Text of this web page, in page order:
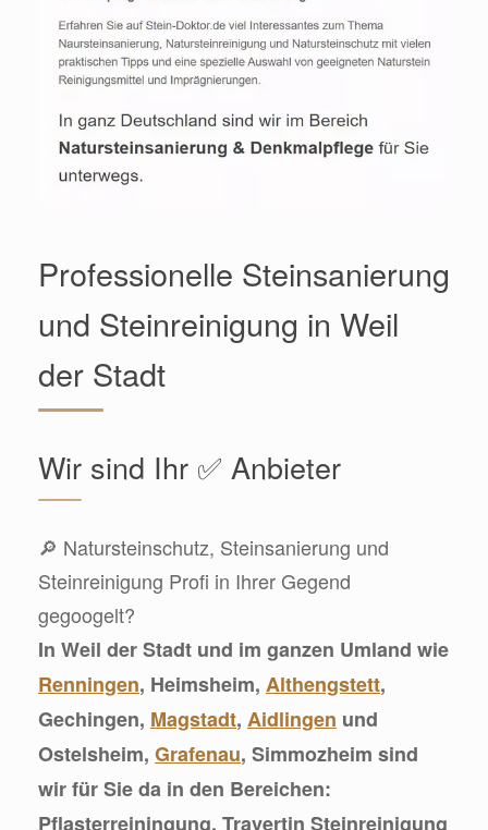
Professionelle Steinsanierung
und Steinreinigung in Weil
der Stadt
Wir sind Ihr ✅ Anbieter
🔎 Natursteinschutz, Steinsanierung und
Steinreinigung Profi in Ihrer Gegend
gegoogelt?
In Weil der Stadt und im ganzen Umland wie
Renningen, Heimsheim, Althengstett,
Gechingen, Magstadt, Aidlingen und
Ostelsheim, Grafenau, Simmozheim sind
wir für Sie da in den Bereichen:
Pflasterreiningung, Travertin Steinreinigung